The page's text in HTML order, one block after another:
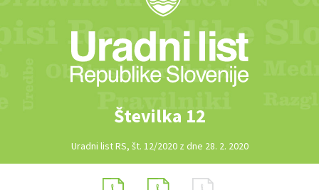
Številka 12
Uradni list RS, št. 12/2020 z dne 28. 2. 2020